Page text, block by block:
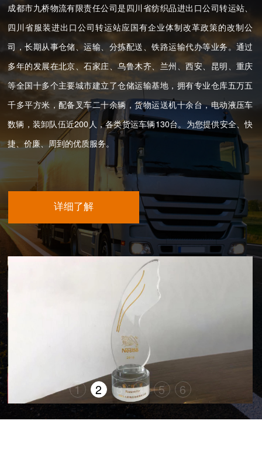
成都市九桥物流有限责任公司是四川省纺织品进出口公司转运站、
四川省服装进出口公司转运站应国有企业体制改革政策的改制公
司，长期从事仓储、运输、分拣配送、铁路运输代办等业务。通过
多年的发展在北京、石家庄、乌鲁木齐、兰州、西安、昆明、重庆
等全国十多个主要城市建立了仓储运输基地，拥有专业仓库五万五
千多平方米，配备叉车二十余辆，货物运送机十余台，电动液压车
数辆，装卸队伍近200人，各类货运车辆130台。为您提供安全、快
捷、价廉、周到的优质服务。
详细了解
1 2 3 4 5 6